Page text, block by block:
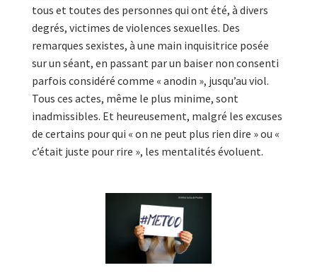
tous et toutes des personnes qui ont été, à divers
degrés, victimes de violences sexuelles. Des
remarques sexistes, à une main inquisitrice posée
sur un séant, en passant par un baiser non consenti
parfois considéré comme « anodin », jusqu’au viol.
Tous ces actes, même le plus minime, sont
inadmissibles. Et heureusement, malgré les excuses
de certains pour qui « on ne peut plus rien dire » ou «
c’était juste pour rire », les mentalités évoluent.